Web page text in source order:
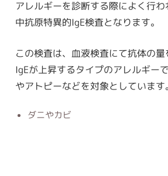
アレルギーを診断する際によく行
中抗原特異的IgE検査となります。
この検査は、血液検査にて抗体の量
IgEが上昇するタイプのアレルギー
やアトピーなどを対象としています。
ダニやカビ